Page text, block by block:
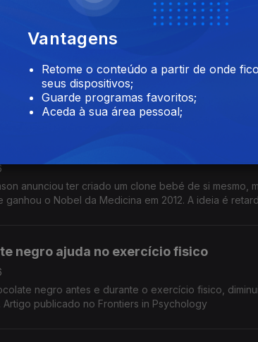
é capaz de auto reparação
chineses desenvolveram tecido "vivo" a partir do
resistir à agua e sujidade e ter protecção UV.
anuncia clone de si mesmo
anunciou ter criado um clone bebé de si mesmo,
ganhou o Nobel da Medicina em 2012. A ideia é
negro ajuda no exercício fisico
negro antes e durante o exercício fisico,
Artigo publicado no Frontiers in Psychology
Vantagens
Retome o conteúdo a partir de onde
seus dispositivos;
Guarde programas favoritos;
Aceda à sua área pessoal;